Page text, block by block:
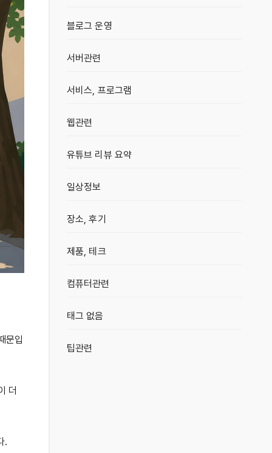
문입
더
.
블로그 운영
서버관련
서비스, 프로그램
웹관련
유튜브 리뷰 요약
일상정보
장소, 후기
제품, 테크
컴퓨터관련
태그 없음
팁관련